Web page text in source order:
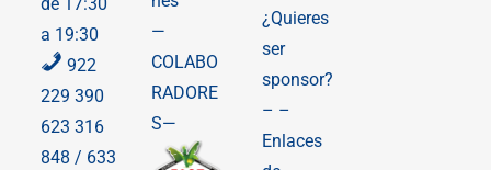
a 19:30
922
229 390
623 316
848 / 633
—
COLABO
RADORE
S—
¿Quieres
ser
sponsor?
– –
Enlaces